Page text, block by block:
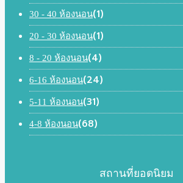
30 - 40 ห้องนอน(1)
20 - 30 ห้องนอน(1)
8 - 20 ห้องนอน(4)
6-16 ห้องนอน(24)
5-11 ห้องนอน(31)
4-8 ห้องนอน(68)
สถานที่ยอดนิยม